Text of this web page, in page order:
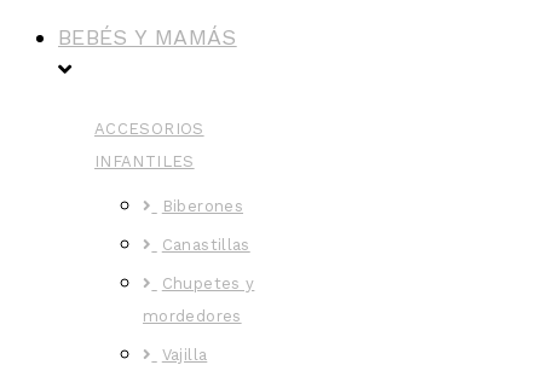
BEBÉS Y MAMÁS
ACCESORIOS
INFANTILES
Biberones
Canastillas
Chupetes y
mordedores
Vajilla